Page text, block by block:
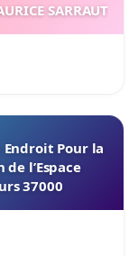
SARRAUT
Pour la
l’Espace
37000